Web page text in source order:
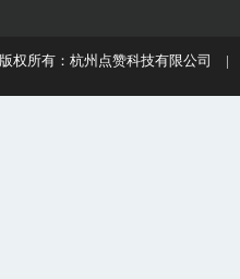
版权所有：杭州点赞科技有限公司